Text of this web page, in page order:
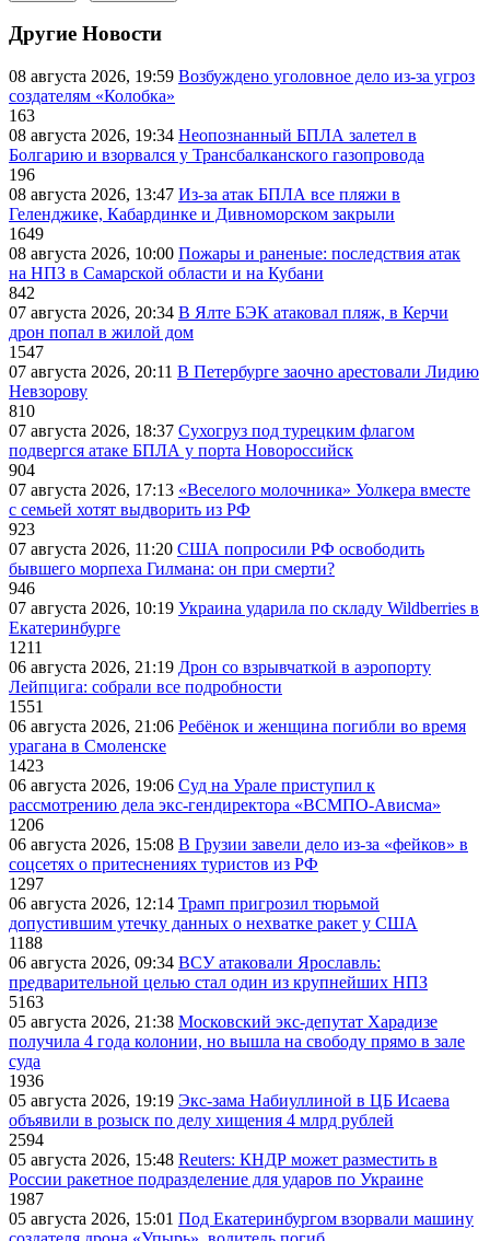
Другие Новости
08 августа 2026, 19:59 Возбуждено уголовное дело из-за угроз
создателям «Колобка»
163
08 августа 2026, 19:34 Неопознанный БПЛА залетел в
Болгарию и взорвался у Трансбалканского газопровода
196
08 августа 2026, 13:47 Из-за атак БПЛА все пляжи в
Геленджике, Кабардинке и Дивноморском закрыли
1649
08 августа 2026, 10:00 Пожары и раненые: последствия атак
на НПЗ в Самарской области и на Кубани
842
07 августа 2026, 20:34 В Ялте БЭК атаковал пляж, в Керчи
дрон попал в жилой дом
1547
07 августа 2026, 20:11 В Петербурге заочно арестовали Лидию
Невзорову
810
07 августа 2026, 18:37 Сухогруз под турецким флагом
подвергся атаке БПЛА у порта Новороссийск
904
07 августа 2026, 17:13 «Веселого молочника» Уолкера вместе
с семьей хотят выдворить из РФ
923
07 августа 2026, 11:20 США попросили РФ освободить
бывшего морпеха Гилмана: он при смерти?
946
07 августа 2026, 10:19 Украина ударила по складу Wildberries в
Екатеринбурге
1211
06 августа 2026, 21:19 Дрон со взрывчаткой в аэропорту
Лейпцига: собрали все подробности
1551
06 августа 2026, 21:06 Ребёнок и женщина погибли во время
урагана в Смоленске
1423
06 августа 2026, 19:06 Суд на Урале приступил к
рассмотрению дела экс-гендиректора «ВСМПО-Ависма»
1206
06 августа 2026, 15:08 В Грузии завели дело из-за «фейков» в
соцсетях о притеснениях туристов из РФ
1297
06 августа 2026, 12:14 Трамп пригрозил тюрьмой
допустившим утечку данных о нехватке ракет у США
1188
06 августа 2026, 09:34 ВСУ атаковали Ярославль:
предварительной целью стал один из крупнейших НПЗ
5163
05 августа 2026, 21:38 Московский экс-депутат Харадизе
получила 4 года колонии, но вышла на свободу прямо в зале
суда
1936
05 августа 2026, 19:19 Экс-зама Набиуллиной в ЦБ Исаева
объявили в розыск по делу хищения 4 млрд рублей
2594
05 августа 2026, 15:48 Reuters: КНДР может разместить в
России ракетное подразделение для ударов по Украине
1987
05 августа 2026, 15:01 Под Екатеринбургом взорвали машину